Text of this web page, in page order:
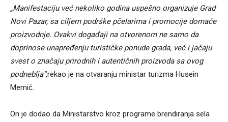
„Manifestaciju već nekoliko godina uspešno organizuje Grad
Novi Pazar, sa ciljem podrške pčelarima i promocije domaće
proizvodnje. Ovakvi događaji na otvorenom ne samo da
doprinose unapređenju turističke ponude grada, već i jačaju
svest o značaju prirodnih i autentičnih proizvoda sa ovog
podneblja“,rekao je na otvaranju ministar turizma Husein
Memić.
On je dodao da Ministarstvo kroz programe brendiranja sela